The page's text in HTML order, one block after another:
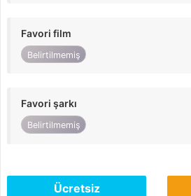
Favori film
Belirtilmemiş
Favori şarkı
Belirtilmemiş
Ücretsiz